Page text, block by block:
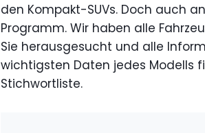
den Kompakt-SUVs. Doch auch
Programm. Wir haben alle
Sie herausgesucht und alle
wichtigsten Daten jedes Modells
Stichwortliste.